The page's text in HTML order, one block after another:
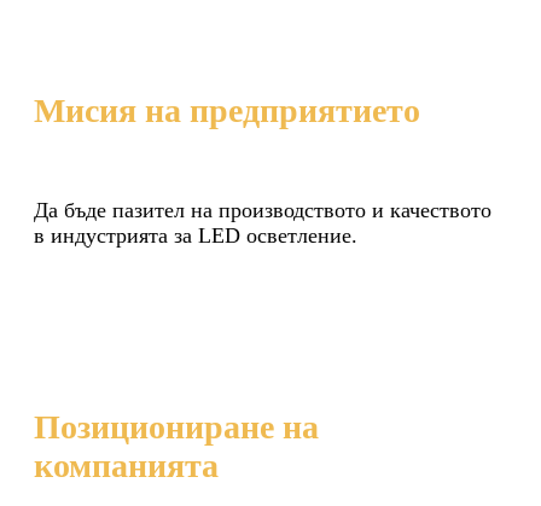
Мисия на предприятието
Да бъде пазител на производството и качеството
в индустрията за LED осветление.
Позициониране на
компанията